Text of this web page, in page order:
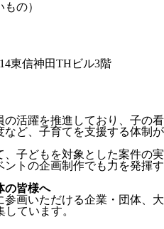
の）
東信神田THビル3階
活躍を推進しており、子の看
ど、子育てを支援する体制が
、子どもを対象とした案件の実
トの企画制作でも力を発揮す
の皆様へ
画いただける企業・団体、大
ています。